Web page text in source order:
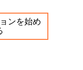
ンを始め